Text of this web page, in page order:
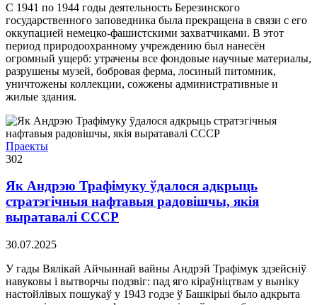
С 1941 по 1944 годы деятельность Березинского
государственного заповедника была прекращена в связи с его
оккупацией немецко-фашистскими захватчиками. В этот
период природоохранному учреждению был нанесён
огромный ущерб: утрачены все фондовые научные материалы,
разрушены музей, бобровая ферма, лосиный питомник,
уничтожены коллекции, сожжены административные и
жилые здания.
Праекты
302
Як Андрэю Трафімуку ўдалося адкрыць
стратэгічныя нафтавыя радовішчы, якія
выратавалі СССР
30.07.2025
У гады Вялікай Айчыннай вайны Андрэй Трафімук здзейсніў
навуковы і вытворчы подзвіг: пад яго кіраўніцтвам у выніку
настойлівых пошукаў у 1943 годзе ў Башкірыі было адкрыта